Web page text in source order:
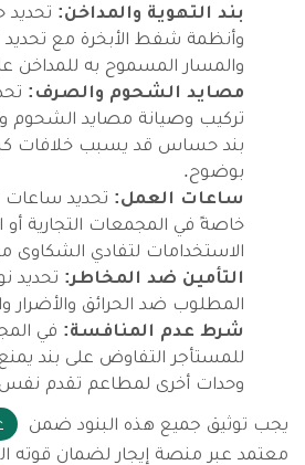
بند التهوية والمداخن: تحديد
وأنظمة شفط الأبخرة مع تحديد
والمسار المسموح به للمداخن
مصايد الشحوم والصرف:
تركيب وصيانة مصايد الشحوم
بند حساس قد يسبب خلافات
بوضوح.
ساعات العمل: تحديد
خاصةً في المجمعات التجارية أو
الاستخدامات لتفادي الشكاوى
التأمين ضد المخاطر: تحديد
المطلوب ضد الحرائق والأضرار
شرط عدم المنافسة: في
للمستأجر التفاوض على بند
وحدات أخرى لمطاعم تقدم
يجب توثيق جميع هذه البنود ضمن
معتمد عبر منصة إيجار لضمان قوته